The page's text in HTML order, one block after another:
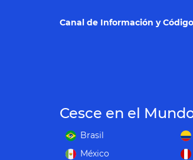
Canal de Información y
Cesce en el
Brasil
México